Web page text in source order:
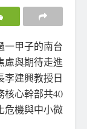
一甲子的南台
慮與期待走進
李建興教授日
核心幹部共40
危機與中小微